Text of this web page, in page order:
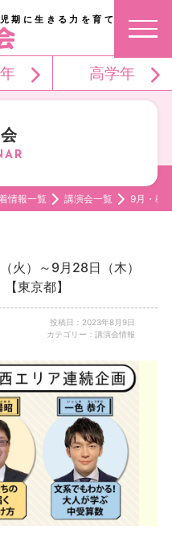
期に生きる力を育てる。
高学年
情報一覧 講演会一覧 9月・教
火）～9月28日（木）
東京都】
投稿日：2023年8月9日
カテゴリー：講演会情報